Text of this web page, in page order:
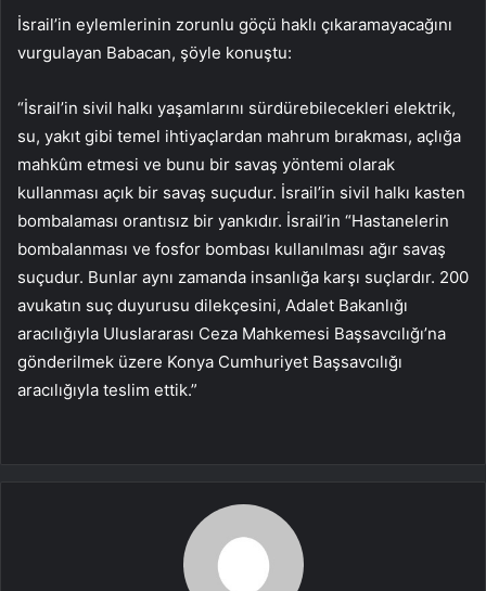
İsrail’in eylemlerinin zorunlu göçü haklı çıkaramayacağını
vurgulayan Babacan, şöyle konuştu:
“İsrail’in sivil halkı yaşamlarını sürdürebilecekleri elektrik,
su, yakıt gibi temel ihtiyaçlardan mahrum bırakması, açlığa
mahkûm etmesi ve bunu bir savaş yöntemi olarak
kullanması açık bir savaş suçudur. İsrail’in sivil halkı kasten
bombalaması orantısız bir yankıdır. İsrail’in “Hastanelerin
bombalanması ve fosfor bombası kullanılması ağır savaş
suçudur. Bunlar aynı zamanda insanlığa karşı suçlardır. 200
avukatın suç duyurusu dilekçesini, Adalet Bakanlığı
aracılığıyla Uluslararası Ceza Mahkemesi Başsavcılığı’na
gönderilmek üzere Konya Cumhuriyet Başsavcılığı
aracılığıyla teslim ettik.”